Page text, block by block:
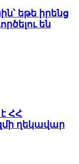
եթե իրենց
են
ՀՀ
ղեկավար